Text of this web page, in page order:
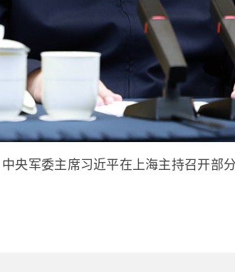
央军委主席习近平在上海主持召开部